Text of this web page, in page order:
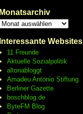
Monatsarchiv
Interessante Websites
11 Freunde
Aktuelle Sozialpolitik
altonabloggt
Amadeu Antonio Stiftung
Berliner Gazette
boschblog.de
ByteFM Blog